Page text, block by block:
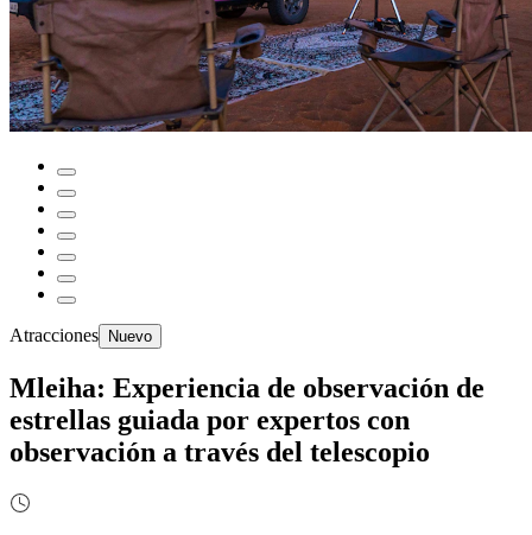
Atracciones Nuevo
Mleiha: Experiencia de observación de
estrellas guiada por expertos con
observación a través del telescopio